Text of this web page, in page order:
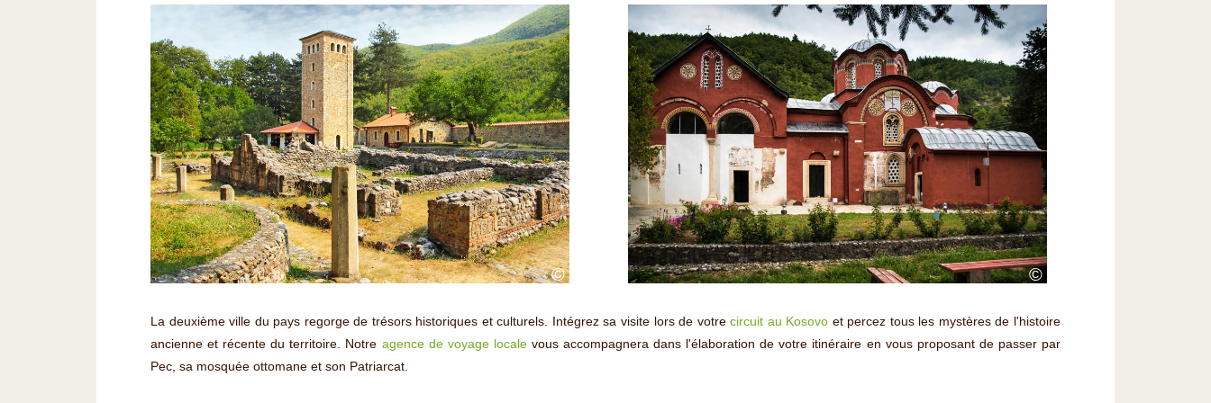
© ©
La deuxième ville du pays regorge de trésors historiques et culturels. Intégrez sa visite lors de votrecircuit au Kosovo et percez tous les mystères de l'histoire
ancienne et récente du territoire. Notre agence de voyage localevous accompagnera dans l'élaboration de votre itinéraire en vous proposant de passer par
Pec, sa mosquée ottomane et son Patriarcat.